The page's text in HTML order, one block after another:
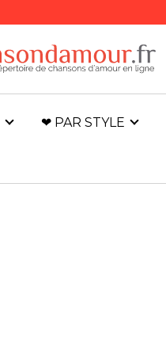
❤ PAR STYLE